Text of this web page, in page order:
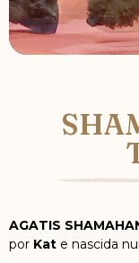
AGATIS
por Kat e nascida